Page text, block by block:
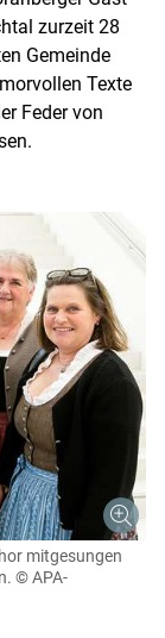
zurzeit 28
Gemeinde
Texte
Feder von
mitgesungen
© APA-